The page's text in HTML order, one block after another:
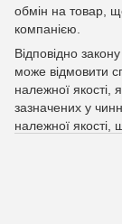
обмін на товар,
компанією.
Відповідно закону
може відмовити
належної якості,
зазначених у
належної